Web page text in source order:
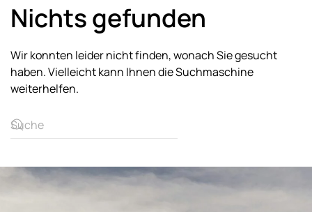
Nichts gefunden
Wir konnten leider nicht finden, wonach Sie gesucht
haben. Vielleicht kann Ihnen die Suchmaschine
weiterhelfen.